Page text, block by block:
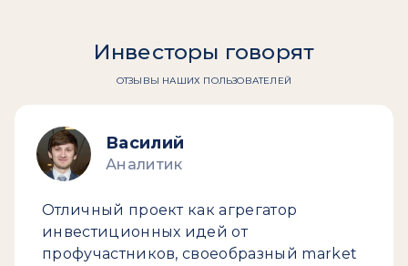
Инвесторы говорят
ОТЗЫВЫ НАШИХ ПОЛЬЗОВАТЕЛЕЙ
Василий
Аналитик
Отличный проект как агрегатор
инвестиционных идей от
профучастников, своеобразный market